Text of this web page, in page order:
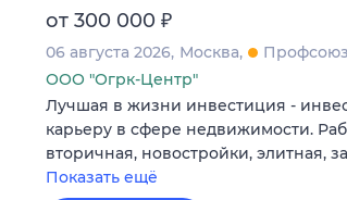
от 300 000 ₽
06 августа 2026 Москва
ООО "Огрк-Центр"
Лучшая в жизни инвестиция -
карьеру в сфере недвижимости.
вторичная, новостройки, элитная,
Показать ещё